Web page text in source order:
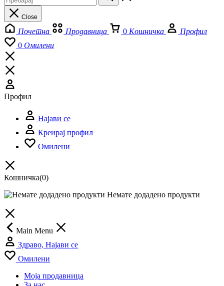
Close
Почетна Продавница 0 Кошничка
Профил
0 Омилени
Профил
Најави се
Креирај профил
Омилени
Кошничка(0)
Немате додадено продукти
Main Menu
Здраво, Најави се
Омилени
Моја продавница